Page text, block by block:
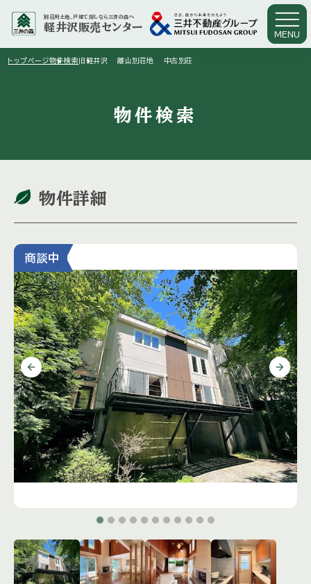
別荘用土地、戸建て探しなら三井の森へ
軽井沢販売センター
MENU
トップページ arrow_right
物件検索 arrow_right
旧軽井沢 離山別荘地 中古別荘
物件検索
物件詳細
商談中